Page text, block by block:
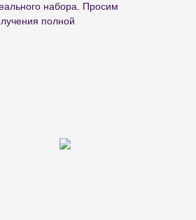
набора. Просим
полной